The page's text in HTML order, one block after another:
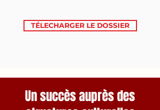
TÉLECHARGER LE DOSSIER
Un succès auprès des